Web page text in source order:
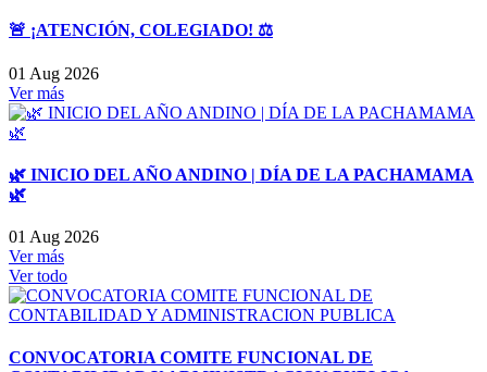
🚨 ¡ATENCIÓN, COLEGIADO! ⚖️
01 Aug 2026
Ver más
🌿 INICIO DEL AÑO ANDINO | DÍA DE LA PACHAMAMA
🌿
01 Aug 2026
Ver más
Ver todo
CONVOCATORIA COMITE FUNCIONAL DE